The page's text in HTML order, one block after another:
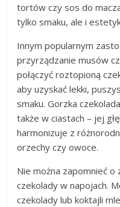
tortów czy sos do
tylko smaku, ale i
Innym popularnym
przyrządzanie musów
połączyć roztopioną
aby uzyskać lekki,
smaku. Gorzka
także w ciastach – jej
harmonizuje z
orzechy czy owoce.
Nie można zapomnieć
czekolady w napojach.
czekolady lub koktajli